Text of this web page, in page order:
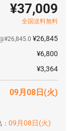
¥37,009
全国送料無料
¥26,845
¥6,800
¥3,364
09月08日(火)
09月08日(火)